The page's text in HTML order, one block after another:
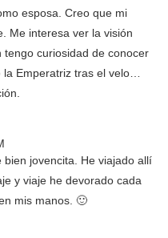
esposa. Creo que mi
Me interesa ver la visión
curiosidad de conocer
Emperatriz tras el velo…
jovencita. He viajado allí
y viaje he devorado cada
mis manos. 🙂